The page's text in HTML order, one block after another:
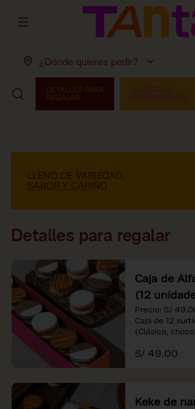
Abrir menu de navegación
¿Dónde quieres pedir?
Detalles para regalar
Caja de
(12
Precio: S/
Caja de 12
(Clásico,
*Nuestros
S/ 49.00
Keke de